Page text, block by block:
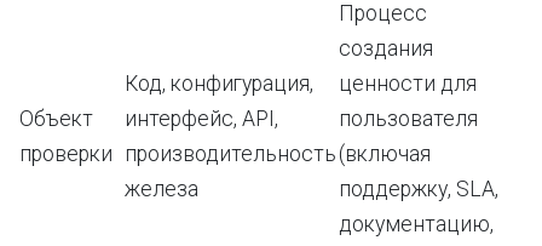
Объект
проверки
Код, конфигурация,
интерфейс, API,
производительность
железа
Процесс
создания
ценности для
пользователя
(включая
поддержку, SLA,
документацию,